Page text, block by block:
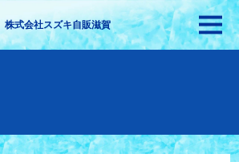
株式会社スズキ自販滋賀